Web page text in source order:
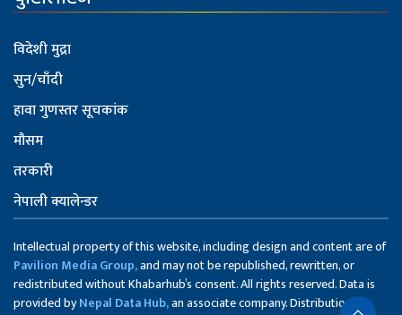
विदेशी मुद्रा
सुन/चाँदी
हावा गुणस्तर सूचकांक
मौसम
तरकारी
नेपाली क्यालेन्डर
Intellectual property of this website, including design and content are of
Pavilion Media Group,and may not be republished, rewritten, or
redistributed without Khabarhub’s consent. All rights reserved. Data is
provided byNepal Data Hub,an associate company. Distribution of